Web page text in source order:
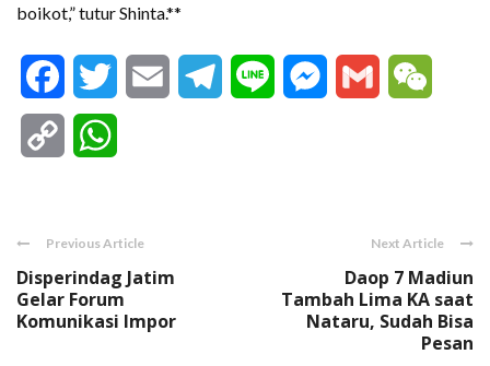
boikot,” tutur Shinta.**
FacebookTwitter Email Telegram
Line Messenger
Gmail
Copy
Previous Article
Disperindag Jatim
Gelar Forum
Komunikasi Impor
Next Article
Daop 7 Madiun
Tambah Lima KA saat
Nataru, Sudah Bisa
Pesan